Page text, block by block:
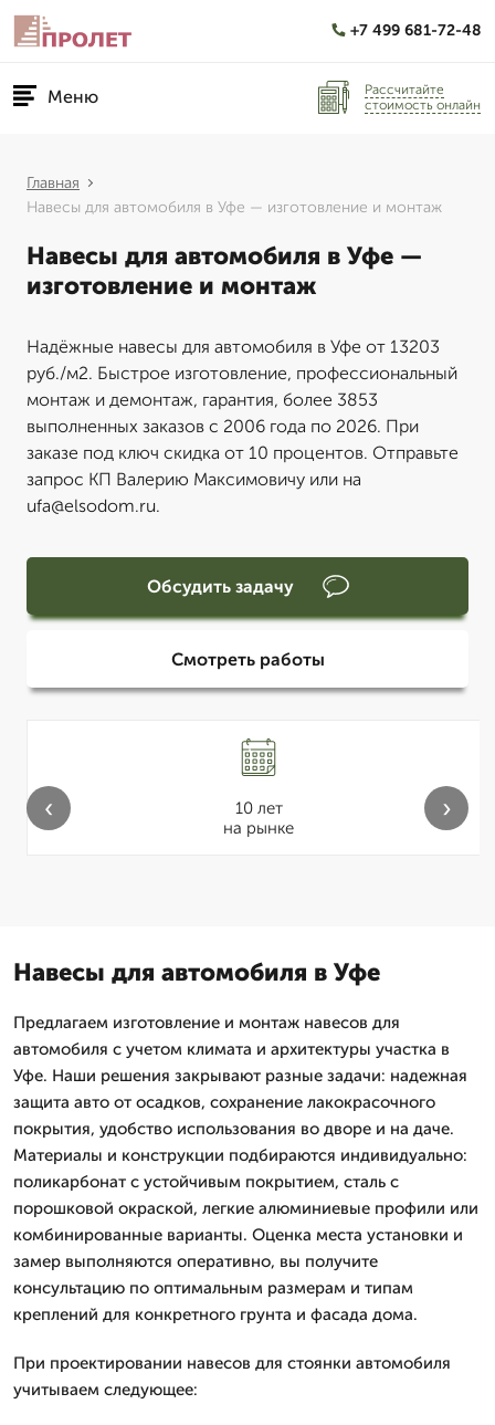
+7 499 681-72-48
Меню
Рассчитайте
стоимость онлайн
Главная
Навесы для автомобиля в Уфе — изготовление и монтаж
Навесы для автомобиля в Уфе —
изготовление и монтаж
Надёжные навесы для автомобиля в Уфе от 13203
руб./м2. Быстрое изготовление, профессиональный
монтаж и демонтаж, гарантия, более 3853
выполненных заказов с 2006 года по 2026. При
заказе под ключ скидка от 10 процентов. Отправьте
запрос КП Валерию Максимовичу или на
ufa@elsodom.ru.
Обсудить задачу
Смотреть работы
10 лет
на рынке
‹ ›
Навесы для автомобиля в Уфе
Предлагаем изготовление и монтаж навесов для
автомобиля с учетом климата и архитектуры участка в
Уфе. Наши решения закрывают разные задачи: надежная
защита авто от осадков, сохранение лакокрасочного
покрытия, удобство использования во дворе и на даче.
Материалы и конструкции подбираются индивидуально:
поликарбонат с устойчивым покрытием, сталь с
порошковой окраской, легкие алюминиевые профили или
комбинированные варианты. Оценка места установки и
замер выполняются оперативно, вы получите
консультацию по оптимальным размерам и типам
креплений для конкретного грунта и фасада дома.
При проектировании навесов для стоянки автомобиля
учитываем следующее: